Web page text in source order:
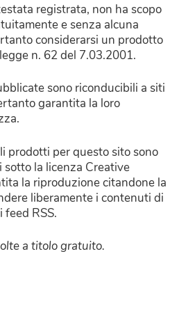
registrata, non ha scopo
e senza alcuna
considerarsi un prodotto
n. 62 del 7.03.2001.
sono riconducibili a siti
garantita la loro
prodotti per questo sito sono
la licenza Creative
la riproduzione citandone la
liberamente i contenuti di
RSS.
a titolo gratuito.